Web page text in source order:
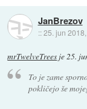
JanBrezov
::25. jun
mrTwelveTrees je25.
To je zame
pokličejo še